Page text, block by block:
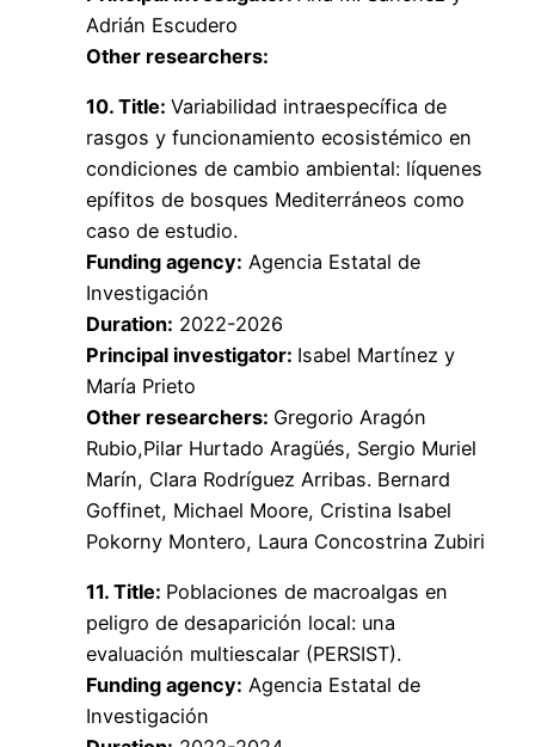
Adrián Escudero
Other researchers:
10. Title: Variabilidad intraespecífica de
rasgos y funcionamiento ecosistémico en
condiciones de cambio ambiental: líquenes
epífitos de bosques Mediterráneos como
caso de estudio.
Funding agency: Agencia Estatal de
Investigación
Duration: 2022-2026
Principal investigator: Isabel Martínez y
María Prieto
Other researchers: Gregorio Aragón
Rubio,Pilar Hurtado Aragüés, Sergio Muriel
Marín, Clara Rodríguez Arribas. Bernard
Goffinet, Michael Moore, Cristina Isabel
Pokorny Montero, Laura Concostrina Zubiri
11. Title: Poblaciones de macroalgas en
peligro de desaparición local: una
evaluación multiescalar (PERSIST).
Funding agency: Agencia Estatal de
Investigación